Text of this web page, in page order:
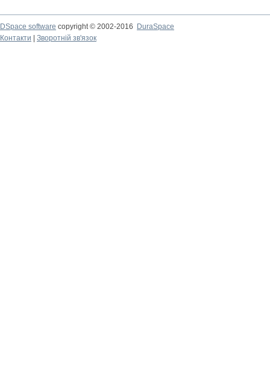
DSpace software copyright © 2002-2016
DuraSpace
Контакти
Зворотній зв'язок